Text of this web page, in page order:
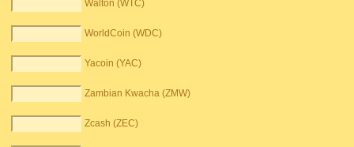
Walton (WTC)
WorldCoin (WDC)
Yacoin (YAC)
Zambian Kwacha (ZMW)
Zcash (ZEC)